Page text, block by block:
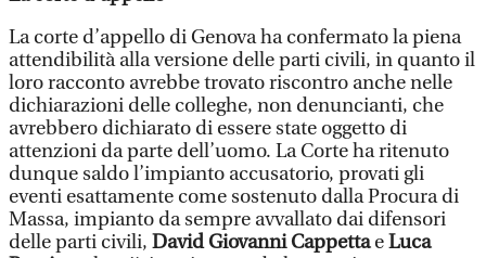
La corte d’appello di Genova ha confermato la piena
attendibilità alla versione delle parti civili, in quanto il
loro racconto avrebbe trovato riscontro anche nelle
dichiarazioni delle colleghe, non denuncianti, che
avrebbero dichiarato di essere state oggetto di
attenzioni da parte dell’uomo. La Corte ha ritenuto
dunque saldo l’impianto accusatorio, provati gli
eventi esattamente come sostenuto dalla Procura di
Massa, impianto da sempre avvallato dai difensori
delle parti civili, David Giovanni CappettaeLuca